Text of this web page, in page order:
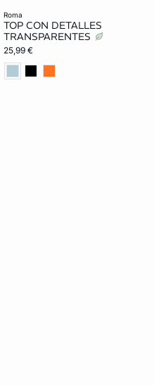
roma
TOP CON DETALLES
TRANSPARENTES
25,99 €